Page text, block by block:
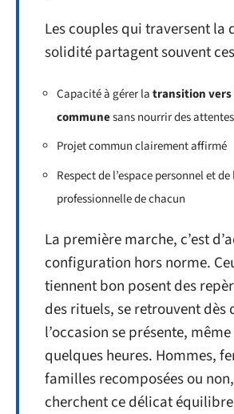
Les couples qui traversent la
solidité partagent souvent
Capacité à gérer latransition vers
communesans nourrir des
Projet commun clairement affirmé
Respect de l’espace personnel et
professionnelle de chacun
La première marche, c’est
configuration hors norme.
tiennent bon posent des
des rituels, se retrouvent dès
l’occasion se présente,
quelques heures. Hommes,
familles recomposées ou
cherchent ce délicat